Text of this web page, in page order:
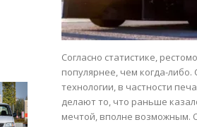
Согласно статистике,
популярнее, чем когда-
технологии, в частности
делают то, что раньше
мечтой, вполне возможным.